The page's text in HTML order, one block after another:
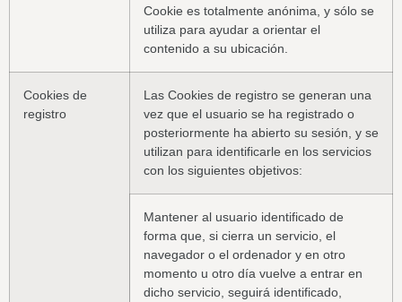
Cookie es totalmente anónima, y sólo se
utiliza para ayudar a orientar el
contenido a su ubicación.
Cookies de
registro
Las Cookies de registro se generan una
vez que el usuario se ha registrado o
posteriormente ha abierto su sesión, y se
utilizan para identificarle en los servicios
con los siguientes objetivos:
Mantener al usuario identificado de
forma que, si cierra un servicio, el
navegador o el ordenador y en otro
momento u otro día vuelve a entrar en
dicho servicio, seguirá identificado,